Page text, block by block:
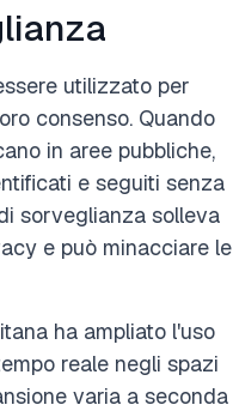
utilizzato per
consenso. Quando
in aree pubbliche,
e seguiti senza
sorveglianza solleva
e può minacciare le
ha ampliato l'uso
reale negli spazi
varia a seconda